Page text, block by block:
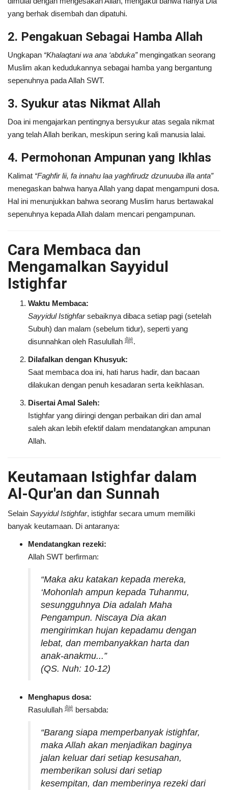
yang berhak disembah dan dipatuhi.
2. Pengakuan Sebagai Hamba Allah
Ungkapan “Khalaqtani wa ana ‘abduka”mengingatkan seorang
Muslim akan kedudukannya sebagai hamba yang bergantung
sepenuhnya pada Allah SWT.
3. Syukur atas Nikmat Allah
Doa ini mengajarkan pentingnya bersyukur atas segala nikmat
yang telah Allah berikan, meskipun sering kali manusia lalai.
4. Permohonan Ampunan yang Ikhlas
Kalimat “Faghfir lii, fa innahu laa yaghfirudz dzunuuba illa anta”
menegaskan bahwa hanya Allah yang dapat mengampuni dosa.
Hal ini menunjukkan bahwa seorang Muslim harus bertawakal
sepenuhnya kepada Allah dalam mencari pengampunan.
Cara Membaca dan
Mengamalkan Sayyidul
Istighfar
Waktu Membaca:
Sayyidul Istighfarsebaiknya dibaca setiap pagi (setelah
Subuh) dan malam (sebelum tidur), seperti yang
disunnahkan oleh Rasulullah ﷺ.
Dilafalkan dengan Khusyuk:
Saat membaca doa ini, hati harus hadir, dan bacaan
dilakukan dengan penuh kesadaran serta keikhlasan.
Disertai Amal Saleh:
Istighfar yang diiringi dengan perbaikan diri dan amal
saleh akan lebih efektif dalam mendatangkan ampunan
Allah.
Keutamaan Istighfar dalam
Al-Qur'an dan Sunnah
Selain Sayyidul Istighfar, istighfar secara umum memiliki
banyak keutamaan. Di antaranya:
Mendatangkan rezeki:
Allah SWT berfirman:
“Maka aku katakan kepada mereka,
‘Mohonlah ampun kepada Tuhanmu,
sesungguhnya Dia adalah Maha
Pengampun. Niscaya Dia akan
mengirimkan hujan kepadamu dengan
lebat, dan membanyakkan harta dan
anak-anakmu...”
(QS. Nuh: 10-12)
Menghapus dosa:
Rasulullah ﷺ bersabda:
“Barang siapa memperbanyak istighfar,
maka Allah akan menjadikan baginya
jalan keluar dari setiap kesusahan,
memberikan solusi dari setiap
kesempitan, dan memberinya rezeki dari